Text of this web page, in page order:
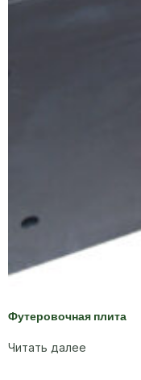
Футеровочная плита
Читать далее